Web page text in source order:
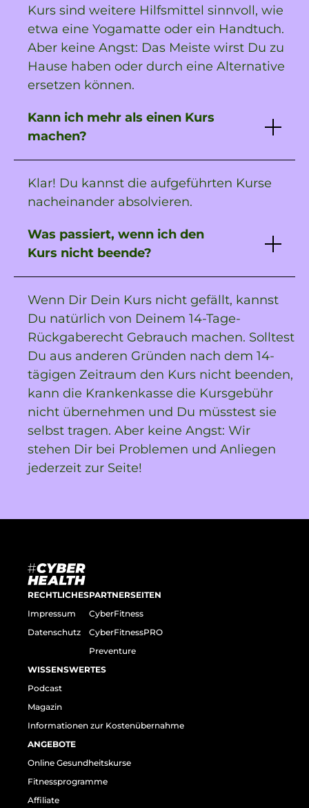
Kurs sind weitere Hilfsmittel sinnvoll, wie
etwa eine Yogamatte oder ein Handtuch.
Aber keine Angst: Das Meiste wirst Du zu
Hause haben oder durch eine Alternative
ersetzen können.
Kann ich mehr als einen Kurs
machen?
Klar! Du kannst die aufgeführten Kurse
nacheinander absolvieren.
Was passiert, wenn ich den
Kurs nicht beende?
Wenn Dir Dein Kurs nicht gefällt, kannst
Du natürlich von Deinem 14-Tage-
Rückgaberecht Gebrauch machen. Solltest
Du aus anderen Gründen nach dem 14-
tägigen Zeitraum den Kurs nicht beenden,
kann die Krankenkasse die Kursgebühr
nicht übernehmen und Du müsstest sie
selbst tragen. Aber keine Angst: Wir
stehen Dir bei Problemen und Anliegen
jederzeit zur Seite!
RECHTLICHES
Impressum
Datenschutz
PARTNERSEITEN
CyberFitness
CyberFitnessPRO
Preventure
WISSENSWERTES
Podcast
Magazin
Informationen zur Kostenübernahme
ANGEBOTE
Online Gesundheitskurse
Fitnessprogramme
Affiliate